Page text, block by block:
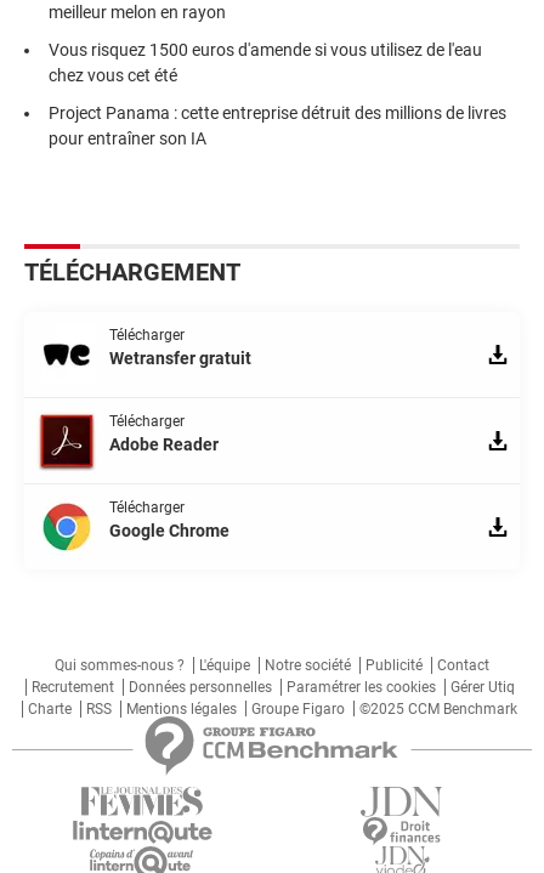
meilleur melon en rayon
Vous risquez 1500 euros d'amende si vous utilisez de l'eau
chez vous cet été
Project Panama : cette entreprise détruit des millions de livres
pour entraîner son IA
TÉLÉCHARGEMENT
Télécharger
Wetransfer gratuit
Télécharger
Adobe Reader
Télécharger
Google Chrome
Qui sommes-nous ? L'équipe Notre société Publicité
Contact
Recrutement
Données personnelles Paramétrer les cookies
Gérer Utiq
Charte
RSS Mentions légales Groupe Figaro ©2025 CCM Benchmark